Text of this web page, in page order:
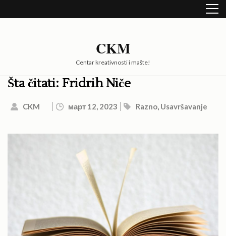
to
CKM
Centar kreativnosti i mašte!
Šta čitati: Fridrih Niče
CKM март 12, 2023 Razno, Usavršavanje